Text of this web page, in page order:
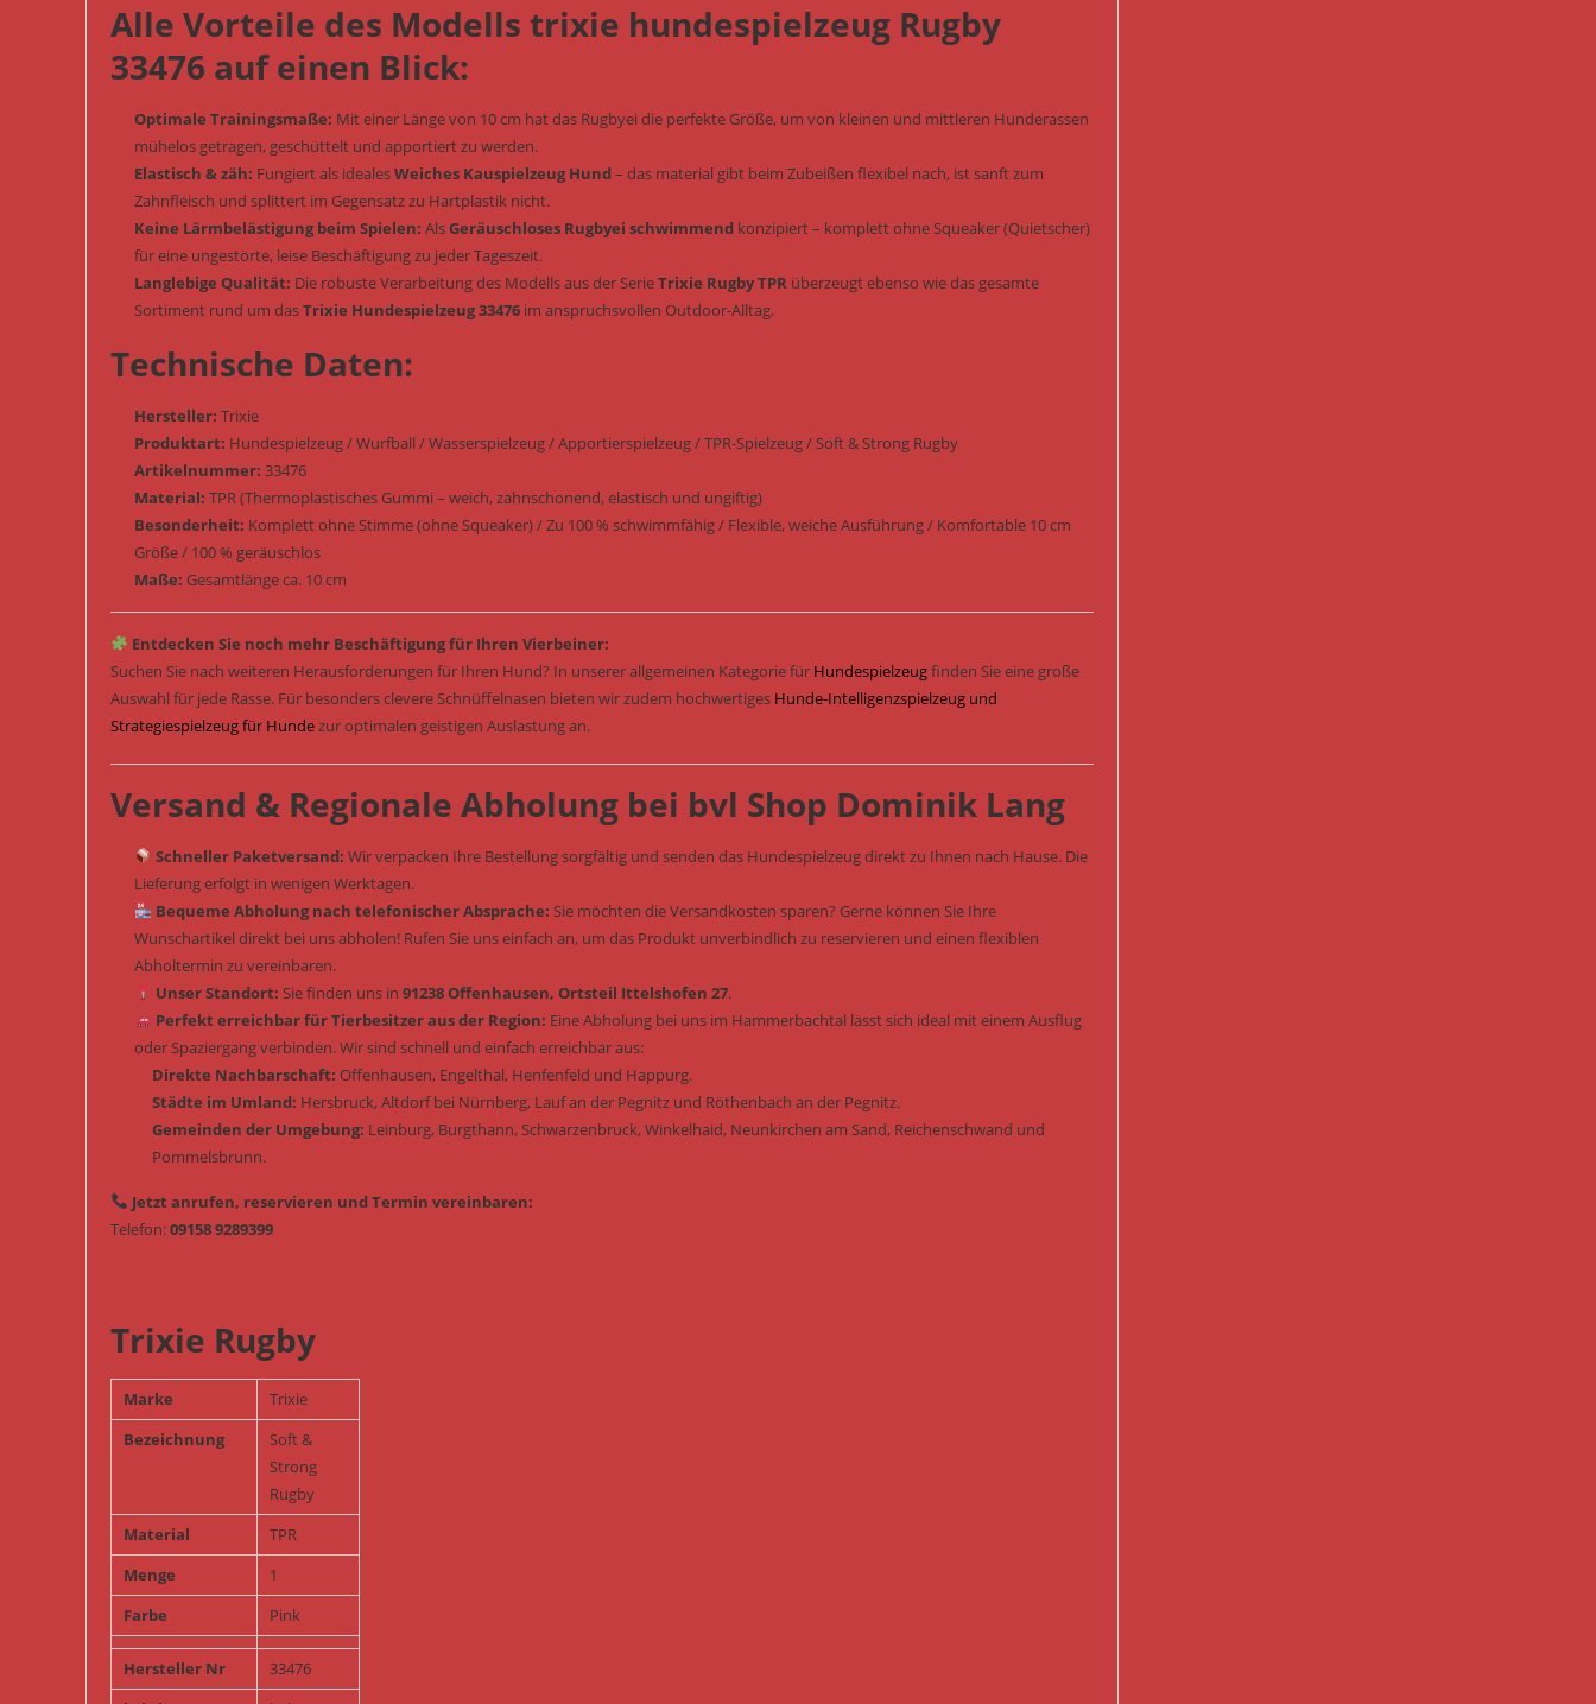
Alle Vorteile des Modells trixie hundespielzeug Rugby
33476 auf einen Blick:
Optimale Trainingsmaße: Mit einer Länge von 10 cm hat das Rugbyei die perfekte Größe, um von kleinen und mittleren Hunderassen
mühelos getragen, geschüttelt und apportiert zu werden.
Elastisch & zäh: Fungiert als idealesWeiches Kauspielzeug Hund– das material gibt beim Zubeißen flexibel nach, ist sanft zum
Zahnfleisch und splittert im Gegensatz zu Hartplastik nicht.
Keine Lärmbelästigung beim Spielen: AlsGeräuschloses Rugbyei schwimmend konzipiert – komplett ohne Squeaker (Quietscher)
für eine ungestörte, leise Beschäftigung zu jeder Tageszeit.
Langlebige Qualität: Die robuste Verarbeitung des Modells aus der SerieTrixie Rugby TPR überzeugt ebenso wie das gesamte
Sortiment rund um dasTrixie Hundespielzeug 33476 im anspruchsvollen Outdoor-Alltag.
Technische Daten:
Hersteller: Trixie
Produktart: Hundespielzeug / Wurfball / Wasserspielzeug / Apportierspielzeug / TPR-Spielzeug / Soft & Strong Rugby
Artikelnummer: 33476
Material: TPR (Thermoplastisches Gummi – weich, zahnschonend, elastisch und ungiftig)
Besonderheit: Komplett ohne Stimme (ohne Squeaker) / Zu 100 % schwimmfähig / Flexible, weiche Ausführung / Komfortable 10 cm
Größe / 100 % geräuschlos
Maße: Gesamtlänge ca. 10 cm
Entdecken Sie noch mehr Beschäftigung für Ihren Vierbeiner:
Suchen Sie nach weiteren Herausforderungen für Ihren Hund? In unserer allgemeinen Kategorie für Hundespielzeugfinden Sie eine große
Auswahl für jede Rasse. Für besonders clevere Schnüffelnasen bieten wir zudem hochwertiges Hunde-Intelligenzspielzeug und
Strategiespielzeug für Hundezur optimalen geistigen Auslastung an.
Versand & Regionale Abholung bei bvl Shop Dominik Lang
Schneller Paketversand: Wir verpacken Ihre Bestellung sorgfältig und senden das Hundespielzeug direkt zu Ihnen nach Hause. Die
Lieferung erfolgt in wenigen Werktagen.
Bequeme Abholung nach telefonischer Absprache: Sie möchten die Versandkosten sparen? Gerne können Sie Ihre
Wunschartikel direkt bei uns abholen! Rufen Sie uns einfach an, um das Produkt unverbindlich zu reservieren und einen flexiblen
Abholtermin zu vereinbaren.
Unser Standort: Sie finden uns in 91238 Offenhausen, Ortsteil Ittelshofen 27.
Perfekt erreichbar für Tierbesitzer aus der Region: Eine Abholung bei uns im Hammerbachtal lässt sich ideal mit einem Ausflug
oder Spaziergang verbinden. Wir sind schnell und einfach erreichbar aus:
Direkte Nachbarschaft: Offenhausen, Engelthal, Henfenfeld und Happurg.
Städte im Umland: Hersbruck, Altdorf bei Nürnberg, Lauf an der Pegnitz und Röthenbach an der Pegnitz.
Gemeinden der Umgebung: Leinburg, Burgthann, Schwarzenbruck, Winkelhaid, Neunkirchen am Sand, Reichenschwand und
Pommelsbrunn.
Jetzt anrufen, reservieren und Termin vereinbaren:
Telefon:09158 9289399
Trixie Rugby
Marke
Trixie
Bezeichnung
Soft &
Strong
Rugby
Material
TPR
Menge
1
Farbe
Pink
Hersteller Nr
33476